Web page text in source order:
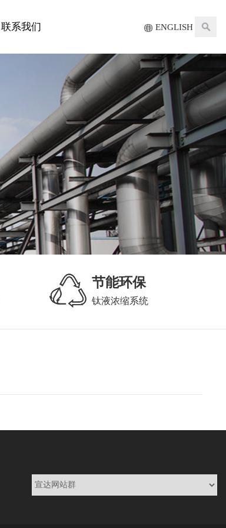
联系我们 ENGLISH
节能环保
钛液浓缩系统